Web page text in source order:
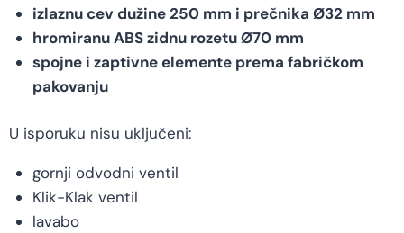
izlaznu cev dužine 250 mm i prečnika Ø32 mm
hromiranu ABS zidnu rozetu Ø70 mm
spojne i zaptivne elemente prema fabričkom
pakovanju
U isporuku nisu uključeni:
gornji odvodni ventil
Klik-Klak ventil
lavabo